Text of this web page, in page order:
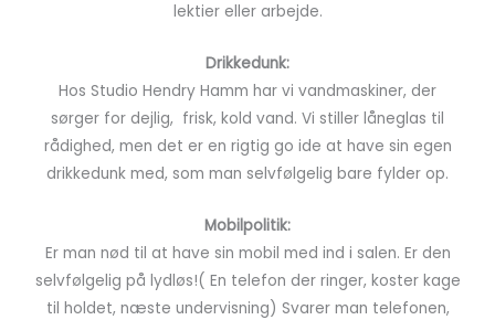
lektier eller arbejde.
Drikkedunk:
Hos Studio Hendry Hamm har vi vandmaskiner, der
sørger for dejlig, frisk, kold vand. Vi stiller låneglas til
rådighed, men det er en rigtig go ide at have sin egen
drikkedunk med, som man selvfølgelig bare fylder op.
Mobilpolitik:
Er man nød til at have sin mobil med ind i salen. Er den
selvfølgelig på lydløs!( En telefon der ringer, koster kage
til holdet, næste undervisning) Svarer man telefonen,